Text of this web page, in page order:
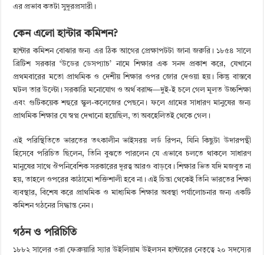
এর প্রভাব কতটা সুদূরপ্রসারী।
কেন এলো হান্টার কমিশন?
হান্টার কমিশন বোঝার জন্য এর ঠিক আগের প্রেক্ষাপটটা জানা জরুরি। ১৮৫৪ সালে
ব্রিটিশ সরকার ‘উডের ডেসপ্যাচ’ নামে শিক্ষার এক সনদ প্রকাশ করে, যেখানে
প্রথমবারের মতো প্রাথমিক ও দেশীয় শিক্ষার ওপর জোর দেওয়া হয়। কিন্তু বাস্তবে
ঘটল তার উল্টো। সরকারি মনোযোগ ও অর্থ বরাদ্দ—দুই-ই চলে গেল মূলত উচ্চশিক্ষা
এবং গুটিকয়েক শহুরে স্কুল-কলেজের পেছনে। ফলে গ্রামের সাধারণ মানুষের জন্য
প্রাথমিক শিক্ষার যে স্বপ্ন দেখানো হয়েছিল, তা অবহেলিতই থেকে গেল।
এই পরিস্থিতিতে ভারতের তৎকালীন ভাইসরয় লর্ড রিপন, যিনি কিছুটা উদারপন্থী
হিসেবে পরিচিত ছিলেন, তিনি বুঝতে পারলেন যে এভাবে চলতে থাকলে সাধারণ
মানুষের সাথে ঔপনিবেশিক সরকারের দূরত্ব আরও বাড়বে। শিক্ষার ভিত যদি মজবুত না
হয়, তাহলে ওপরের কাঠামো শক্তিশালী হবে না। এই চিন্তা থেকেই তিনি ভারতের শিক্ষা
ব্যবস্থার, বিশেষ করে প্রাথমিক ও মাধ্যমিক শিক্ষার অবস্থা পর্যালোচনার জন্য একটি
কমিশন গঠনের সিদ্ধান্ত নেন।
গঠন ও পরিচিতি
১৮৮২ সালের ৩রা ফেব্রুয়ারি স্যার উইলিয়াম উইলসন হান্টারের নেতৃত্বে ২০ সদস্যের